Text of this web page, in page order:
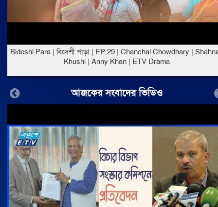
Bideshi Para | বিদেশী পাড়া | EP 29 | Chanchal Chowdhary |
Khushi | Anny Khan | ETV Drama
আজকের সংবাদের ভিডিও
Previous